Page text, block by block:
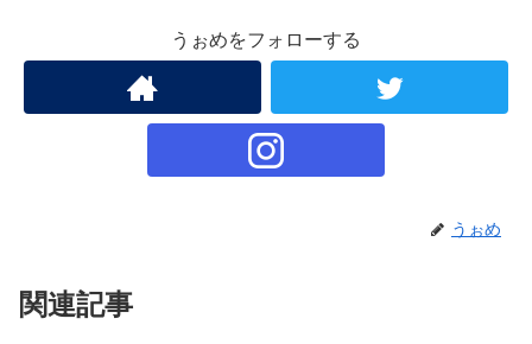
うぉめをフォローする
うぉめ
関連記事